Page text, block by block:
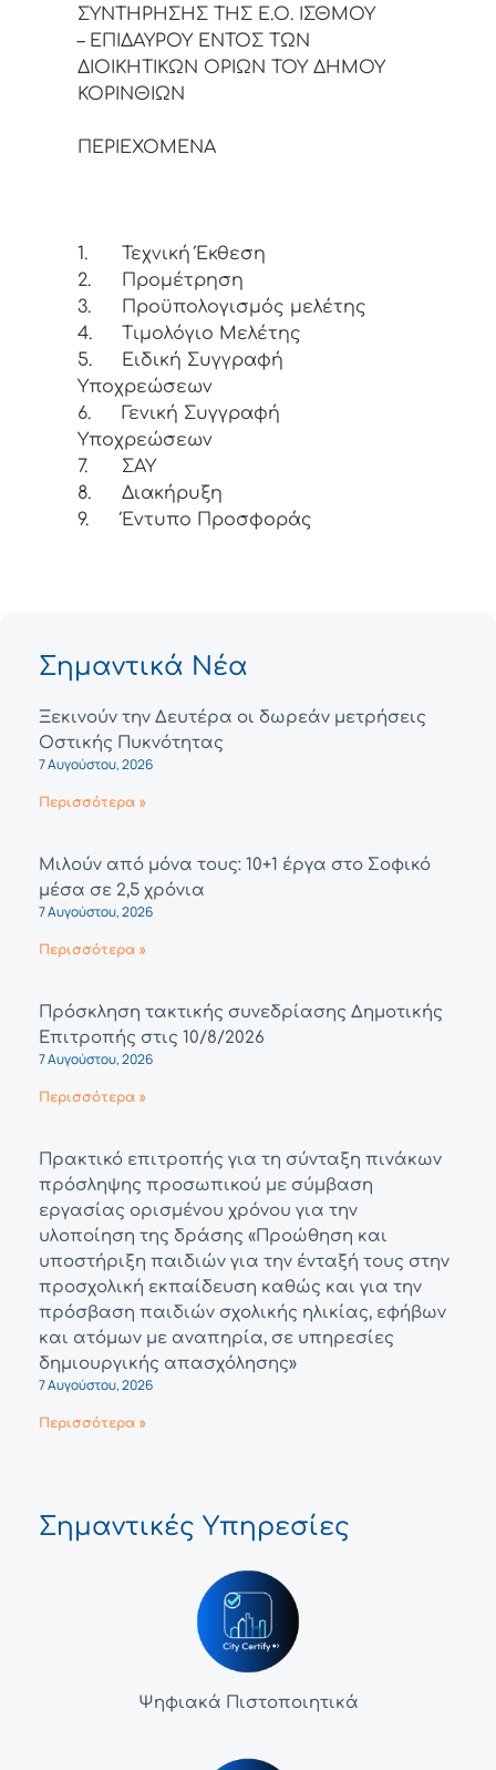
ΣΥΝΤΗΡΗΣΗΣ ΤΗΣ Ε.Ο. ΙΣΘΜΟΥ
– ΕΠΙΔΑΥΡΟΥ ΕΝΤΟΣ ΤΩΝ
ΔΙΟΙΚΗΤΙΚΩΝ ΟΡΙΩΝ ΤΟΥ ΔΗΜΟΥ
ΚΟΡΙΝΘΙΩΝ
ΠΕΡΙΕΧΟΜΕΝΑ
1.
Τεχνική Έκθεση
2.
Προμέτρηση
3.
Προϋπολογισμός μελέτης
4.
Τιμολόγιο Μελέτης
5.
Ειδική Συγγραφή
Υποχρεώσεων
6.
Γενική Συγγραφή
Υποχρεώσεων
7.
ΣΑΥ
8.
Διακήρυξη
9.
Έντυπο Προσφοράς
Σημαντικά Νέα
Ξεκινούν την Δευτέρα οι δωρεάν μετρήσεις
Οστικής Πυκνότητας
7 Αυγούστου, 2026
Περισσότερα »
Μιλούν από μόνα τους: 10+1 έργα στο Σοφικό
μέσα σε 2,5 χρόνια
7 Αυγούστου, 2026
Περισσότερα »
Πρόσκληση τακτικής συνεδρίασης Δημοτικής
Επιτροπής στις 10/8/2026
7 Αυγούστου, 2026
Περισσότερα »
Πρακτικό επιτροπής για τη σύνταξη πινάκων
πρόσληψης προσωπικού με σύμβαση
εργασίας ορισμένου χρόνου για την
υλοποίηση της δράσης «Προώθηση και
υποστήριξη παιδιών για την ένταξή τους στην
προσχολική εκπαίδευση καθώς και για την
πρόσβαση παιδιών σχολικής ηλικίας, εφήβων
και ατόμων με αναπηρία, σε υπηρεσίες
δημιουργικής απασχόλησης»
7 Αυγούστου, 2026
Περισσότερα »
Σημαντικές Υπηρεσίες
Ψηφιακά Πιστοποιητικά